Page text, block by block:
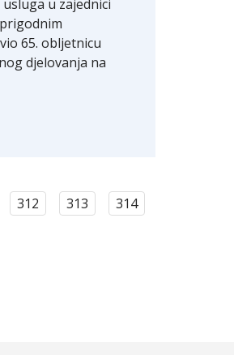
u zajednici
65. obljetnicu
djelovanja na
312 313
314